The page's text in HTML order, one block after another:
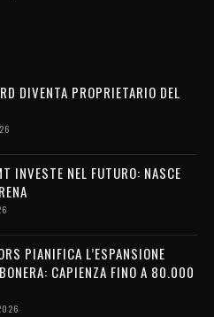
DIVENTA PROPRIETARIO DEL
INVESTE NEL FUTURO: NASCE
PIANIFICA L’ESPANSIONE
CAPIENZA FINO A 80.000